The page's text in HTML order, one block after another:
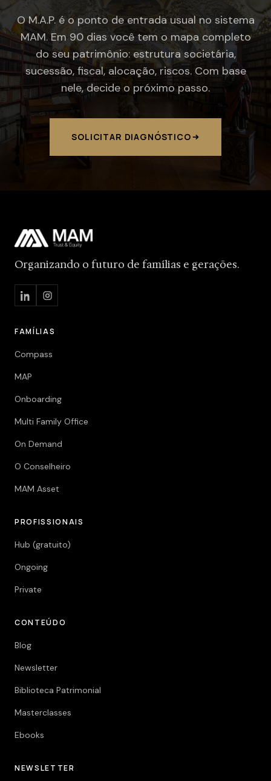
O M.A.P. é o ponto de entrada usual no sistema
MAM. Em 90 dias você tem o mapa completo
do seu patrimônio: estrutura societária,
sucessão, fiscal, alocação, riscos. Com base
nele, decide o próximo passo.
SOLICITAR DIAGNÓSTICO
Organizando o futuro de famílias e gerações.
FAMÍLIAS
Compass
MAP
Onboarding
Multi Family Office
On Demand
O Conselheiro
MAM Asset
PROFISSIONAIS
Hub (gratuito)
Ongoing
Private
CONTEÚDO
Blog
Newsletter
Biblioteca Patrimonial
Masterclasses
Ebooks
NEWSLETTER